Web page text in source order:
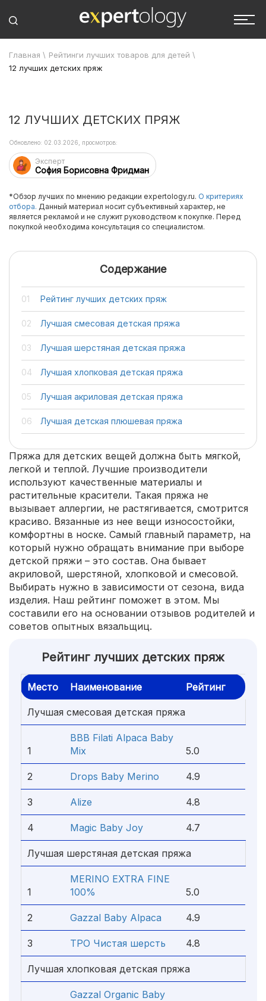
Главная \ Рейтинги лучших товаров для детей \
12 лучших детских пряж
12 ЛУЧШИХ ДЕТСКИХ ПРЯЖ
Эксперт
София Борисовна Фридман
Обновлено: 02.03.2026, просмотров:
*Обзор лучших по мнению редакции expertology.ru. О критериях
отбора. Данный материал носит субъективный характер, не
является рекламой и не служит руководством к покупке. Перед
покупкой необходима консультация со специалистом.
Содержание
Рейтинг лучших детских пряж
Лучшая смесовая детская пряжа
Лучшая шерстяная детская пряжа
Лучшая хлопковая детская пряжа
Лучшая акриловая детская пряжа
Лучшая детская плюшевая пряжа
Пряжа для детских вещей должна быть мягкой,
легкой и теплой. Лучшие производители
используют качественные материалы и
растительные красители. Такая пряжа не
вызывает аллергии, не растягивается, смотрится
красиво. Вязанные из нее вещи износостойки,
комфортны в носке. Самый главный параметр, на
который нужно обращать внимание при выборе
детской пряжи – это состав. Она бывает
акриловой, шерстяной, хлопковой и смесовой.
Выбирать нужно в зависимости от сезона, вида
изделия. Наш рейтинг поможет в этом. Мы
составили его на основании отзывов родителей и
советов опытных вязальщиц.
Рейтинг лучших детских пряж
Место Наименование Рейтинг
Лучшая смесовая детская пряжа
1
BBB Filati Alpaca Baby
Mix
5.0
2 Drops Baby Merino 4.9
3 Alize 4.8
4 Magic Baby Joy 4.7
Лучшая шерстяная детская пряжа
1
MERINO EXTRA FINE
100%
5.0
2 Gazzal Baby Alpaca 4.9
3 ТРО Чистая шерсть 4.8
Лучшая хлопковая детская пряжа
Gazzal Organic Baby